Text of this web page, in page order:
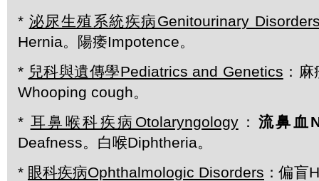
* 泌尿生殖系統疾病Genitourinary
Hernia。陽痿Impotence。
* 兒科與遺傳學Pediatrics and Genetics ：
Whooping cough。
* 耳鼻喉科疾病Otolaryngology： 流鼻血
Deafness。白喉Diphtheria。
* 眼科疾病Ophthalmologic Disorders ：偏盲